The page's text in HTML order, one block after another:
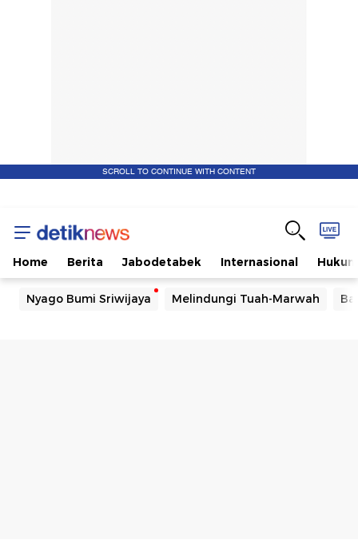
SCROLL TO CONTINUE WITH CONTENT
Home Berita Jabodetabek Internasional Hukum
Nyago Bumi Sriwijaya Melindungi Tuah-Marwah